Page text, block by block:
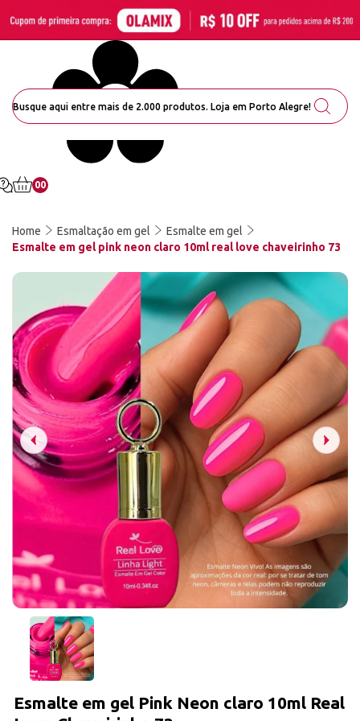
00
Home Esmaltação em gel
Esmalte em gel
Esmalte em gel pink neon claro 10ml real love chaveirinho 73
Esmalte em gel Pink Neon claro 10ml Real